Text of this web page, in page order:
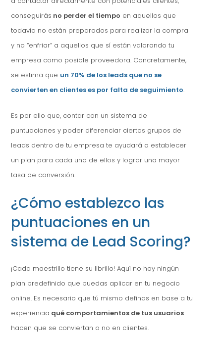
conseguirás no perder el tiempo en aquellos que
todavía no están preparados para realizar la compra
y no “enfriar” a aquellos que sí están valorando tu
empresa como posible proveedora. Concretamente,
se estima que un 70% de los leads que no se
convierten en clientes es por falta de seguimiento.
Es por ello que, contar con un sistema de
puntuaciones y poder diferenciar ciertos grupos de
leads dentro de tu empresa te ayudará a establecer
un plan para cada uno de ellos y lograr una mayor
tasa de conversión.
¿Cómo establezco las
puntuaciones en un
sistema de Lead Scoring?
¡Cada maestrillo tiene su librillo! Aquí no hay ningún
plan predefinido que puedas aplicar en tu negocio
online. Es necesario que tú mismo definas en base a tu
experiencia qué comportamientos de tus usuarios
hacen que se conviertan o no en clientes.